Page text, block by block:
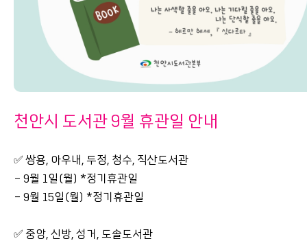
천안시 도서관 9월 휴관일 안내
✅ 쌍용, 아우내, 두정, 청수, 직산도서관
- 9월 1일(월) *정기휴관일
- 9월 15일(월) *정기휴관일
✅ 중앙, 신방, 성거, 도솔도서관